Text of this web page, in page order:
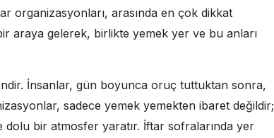
organizasyonları, arasında en çok dikkat
araya gelerek, birlikte yemek yer ve bu anları
İnsanlar, gün boyunca oruç tuttuktan sonra,
sadece yemek yemekten ibaret değildir;
dolu bir atmosfer yaratır. İftar sofralarında yer